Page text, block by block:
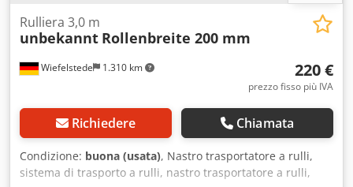
Wiefelstede 1.310 km
Rulliera 3,0 m
unbekannt Rollenbreite 200 mm
220 €
prezzo fisso più IVA
Richiedere Chiamata
Condizione: buona (usata), Nastro trasportatore a rulli,
sistema di trasporto a rulli, nastro trasportatore a rulli,